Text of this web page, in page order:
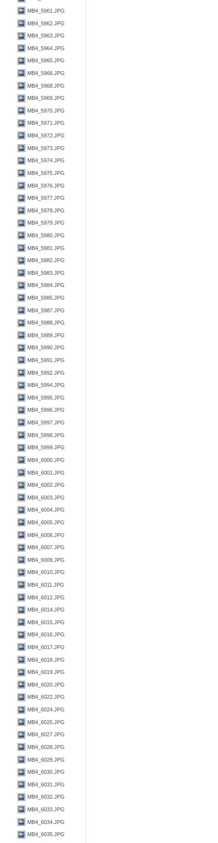
MB4_5961.JPG
MB4_5962.JPG
MB4_5963.JPG
MB4_5964.JPG
MB4_5965.JPG
MB4_5966.JPG
MB4_5968.JPG
MB4_5969.JPG
MB4_5970.JPG
MB4_5971.JPG
MB4_5972.JPG
MB4_5973.JPG
MB4_5974.JPG
MB4_5975.JPG
MB4_5976.JPG
MB4_5977.JPG
MB4_5978.JPG
MB4_5979.JPG
MB4_5980.JPG
MB4_5981.JPG
MB4_5982.JPG
MB4_5983.JPG
MB4_5984.JPG
MB4_5985.JPG
MB4_5987.JPG
MB4_5988.JPG
MB4_5989.JPG
MB4_5990.JPG
MB4_5991.JPG
MB4_5992.JPG
MB4_5994.JPG
MB4_5995.JPG
MB4_5996.JPG
MB4_5997.JPG
MB4_5998.JPG
MB4_5999.JPG
MB4_6000.JPG
MB4_6001.JPG
MB4_6002.JPG
MB4_6003.JPG
MB4_6004.JPG
MB4_6005.JPG
MB4_6006.JPG
MB4_6007.JPG
MB4_6009.JPG
MB4_6010.JPG
MB4_6011.JPG
MB4_6012.JPG
MB4_6014.JPG
MB4_6015.JPG
MB4_6016.JPG
MB4_6017.JPG
MB4_6018.JPG
MB4_6019.JPG
MB4_6020.JPG
MB4_6022.JPG
MB4_6024.JPG
MB4_6025.JPG
MB4_6027.JPG
MB4_6028.JPG
MB4_6029.JPG
MB4_6030.JPG
MB4_6031.JPG
MB4_6032.JPG
MB4_6033.JPG
MB4_6034.JPG
MB4_6035.JPG